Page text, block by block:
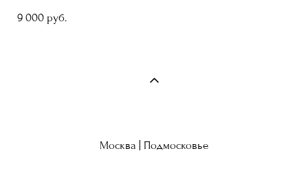
9 000 pуб.
Москва | Подмосковье